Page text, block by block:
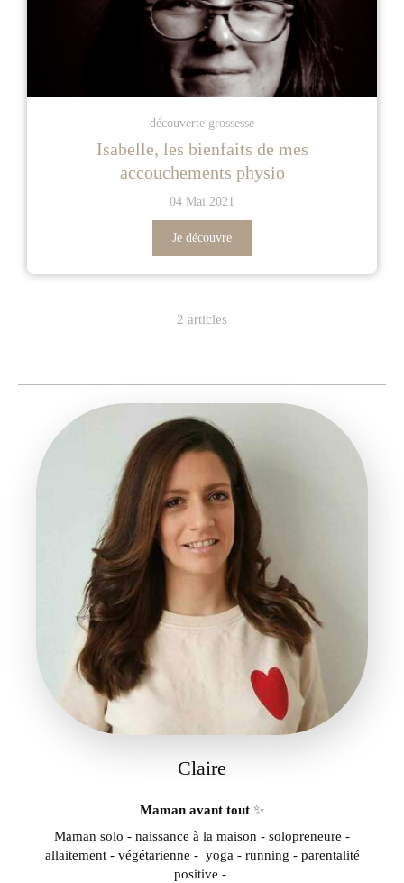
découverte grossesse
Isabelle, les bienfaits de mes
accouchements physio
04 Mai 2021
Je découvre
2 articles
Claire
Maman avant tout ✨
Maman solo - naissance à la maison - solopreneure -
allaitement - végétarienne - yoga - running - parentalité
positive -